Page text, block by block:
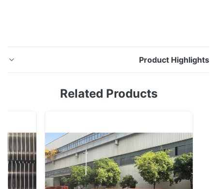
Product
الجدار 0.8 مم - 15 مم ASTM A210 أنبوب فولاذي كربوني غير
SA210 / SA210M) غلايات فولاذية متوسطة الكربون غير
ملحومة وأنابيب محمصة الحجم: (مم) الأبعاد ال...
Related Products